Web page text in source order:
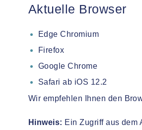
Aktuelle Browser
Edge Chromium
Firefox
Google Chrome
Safari ab iOS 12.2
Wir empfehlen Ihnen den
Hinweis: Ein Zugriff aus dem